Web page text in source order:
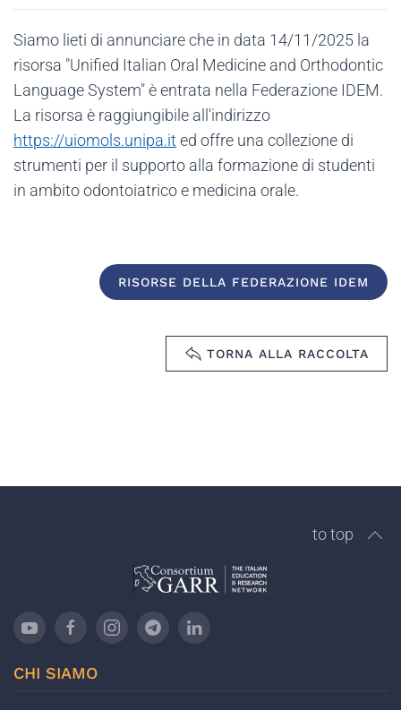
Siamo lieti di annunciare che in data 14/11/2025 la
risorsa "Unified Italian Oral Medicine and Orthodontic
Language System" è entrata nella Federazione IDEM.
La risorsa è raggiungibile all'indirizzo
https://uiomols.unipa.it ed offre una collezione di
strumenti per il supporto alla formazione di studenti
in ambito odontoiatrico e medicina orale.
RISORSE DELLA FEDERAZIONE IDEM
TORNA ALLA RACCOLTA
to top
CHI SIAMO